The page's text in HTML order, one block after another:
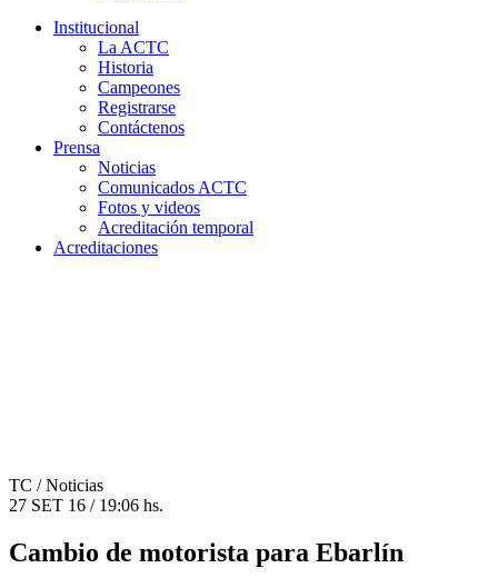
Institucional
La ACTC
Historia
Campeones
Registrarse
Contáctenos
Prensa
Noticias
Comunicados ACTC
Fotos y videos
Acreditación temporal
Acreditaciones
TC / Noticias
27 SET 16 / 19:06 hs.
Cambio de motorista para Ebarlín